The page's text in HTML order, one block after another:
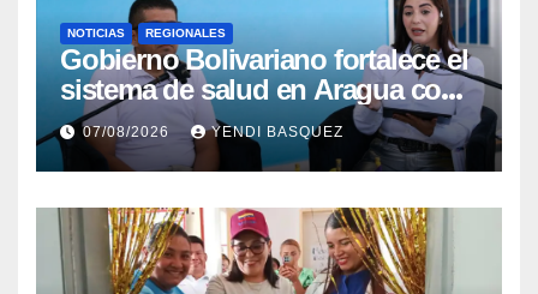
NOTICIAS REGIONALES
Gobierno Bolivariano fortalece el
sistema de salud en Aragua con
la reinauguración del CDI La
Mora
07/08/2026 YENDI BASQUEZ